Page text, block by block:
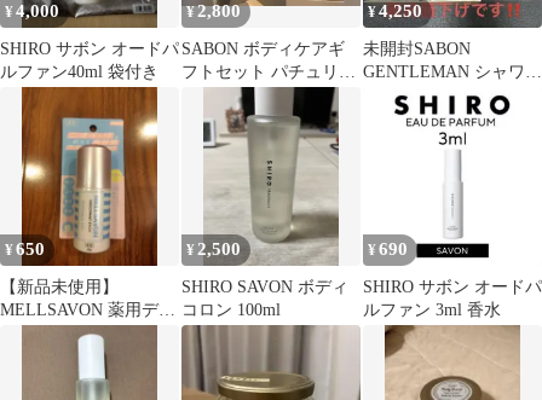
¥4,000
SHIRO サボン オードパ
ルファン40ml 袋付き
¥2,800
SABON ボディケアギ
フトセット パチュリラ
ベンダーバニラ
¥4,250
未開封SABON
GENTLEMAN シャワー
オイル & ボディスクラ
ブ セット
¥650
【新品未使用】
MELLSAVON 薬用デオ
ドラントスティック 無
¥ 2,500
SHIRO SAVON ボディ
コロン 100ml
¥ 690
SHIRO サボン オードパ
ルファン 3ml 香水